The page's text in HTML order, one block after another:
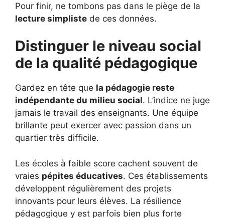
Pour finir, ne tombons pas dans le piège de la
lecture simpliste de ces données.
Distinguer le niveau social
de la qualité pédagogique
Gardez en tête que la pédagogie reste
indépendante du milieu social. L’indice ne juge
jamais le travail des enseignants. Une équipe
brillante peut exercer avec passion dans un
quartier très difficile.
Les écoles à faible score cachent souvent de
vraies pépites éducatives. Ces établissements
développent régulièrement des projets
innovants pour leurs élèves. La résilience
pédagogique y est parfois bien plus forte